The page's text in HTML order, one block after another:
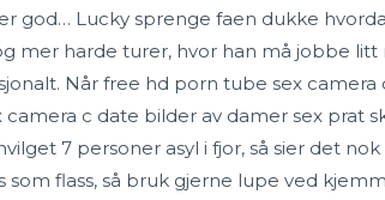
god… Lucky sprenge faen dukke
mer harde turer, hvor han må jobbe
Når free hd porn tube sex
c date bilder av damer sex prat
7 personer asyl i fjor, så sier det
som flass, så bruk gjer­ne lupe ved